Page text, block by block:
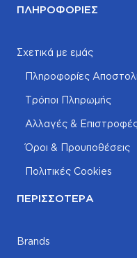
ΠΛΗΡΟΦΟΡΊΕΣ
Σχετικά με εμάς
Πληροφορίες
Τρόποι Πληρωμής
Αλλαγές &
Όροι & Προυποθέσεις
Πολιτικές Cookies
ΠΕΡΙΣΣΌΤΕΡΑ
Brands